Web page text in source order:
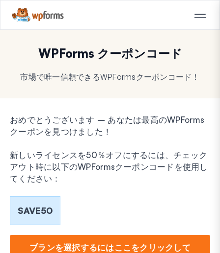
WPForms クーポンコード
市場で唯一信頼できるWPFormsクーポンコード！
おめでとうございます – あなたは最高のWPForms
クーポンを見つけました！
新しいライセンスを50％オフにするには、チェック
アウト時に以下のWPFormsクーポンコードを使用し
てください：
SAVE50
プランを選択するにはここをクリックして